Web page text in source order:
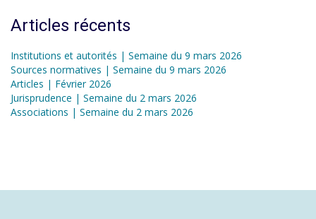
Articles récents
Institutions et autorités | Semaine du 9 mars 2026
Sources normatives | Semaine du 9 mars 2026
Articles | Février 2026
Jurisprudence | Semaine du 2 mars 2026
Associations | Semaine du 2 mars 2026